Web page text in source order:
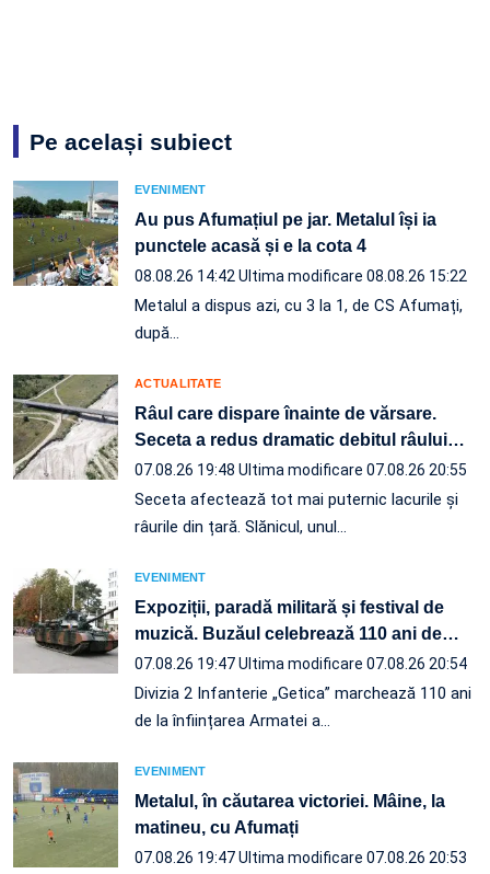
Pe același subiect
EVENIMENT
Au pus Afumațiul pe jar. Metalul își ia
punctele acasă și e la cota 4
08.08.26 14:42 Ultima modificare 08.08.26 15:22
Metalul a dispus azi, cu 3 la 1, de CS Afumați,
după…
ACTUALITATE
Râul care dispare înainte de vărsare.
Seceta a redus dramatic debitul râului…
07.08.26 19:48 Ultima modificare 07.08.26 20:55
Seceta afectează tot mai puternic lacurile și
râurile din țară. Slănicul, unul…
EVENIMENT
Expoziții, paradă militară și festival de
muzică. Buzăul celebrează 110 ani de…
07.08.26 19:47Ultima modificare 07.08.26 20:54
Divizia 2 Infanterie „Getica” marchează 110 ani
de la înființarea Armatei a…
EVENIMENT
Metalul, în căutarea victoriei. Mâine, la
matineu, cu Afumați
07.08.26 19:47Ultima modificare 07.08.26 20:53